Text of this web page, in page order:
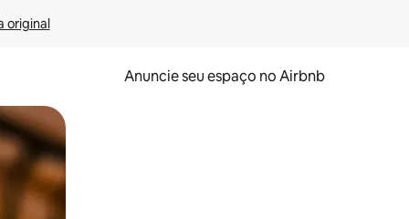
original
Anuncie seu espaço no Airbnb